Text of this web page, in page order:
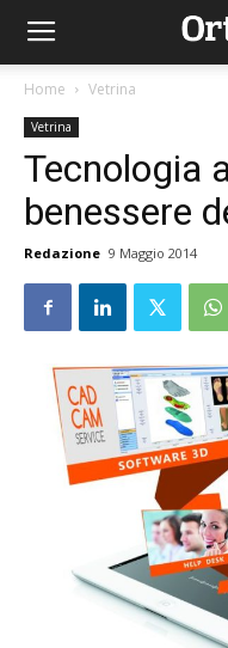
Home Vetrina
Vetrina
Tecnologia
benessere
Redazione 9 Maggio 2014